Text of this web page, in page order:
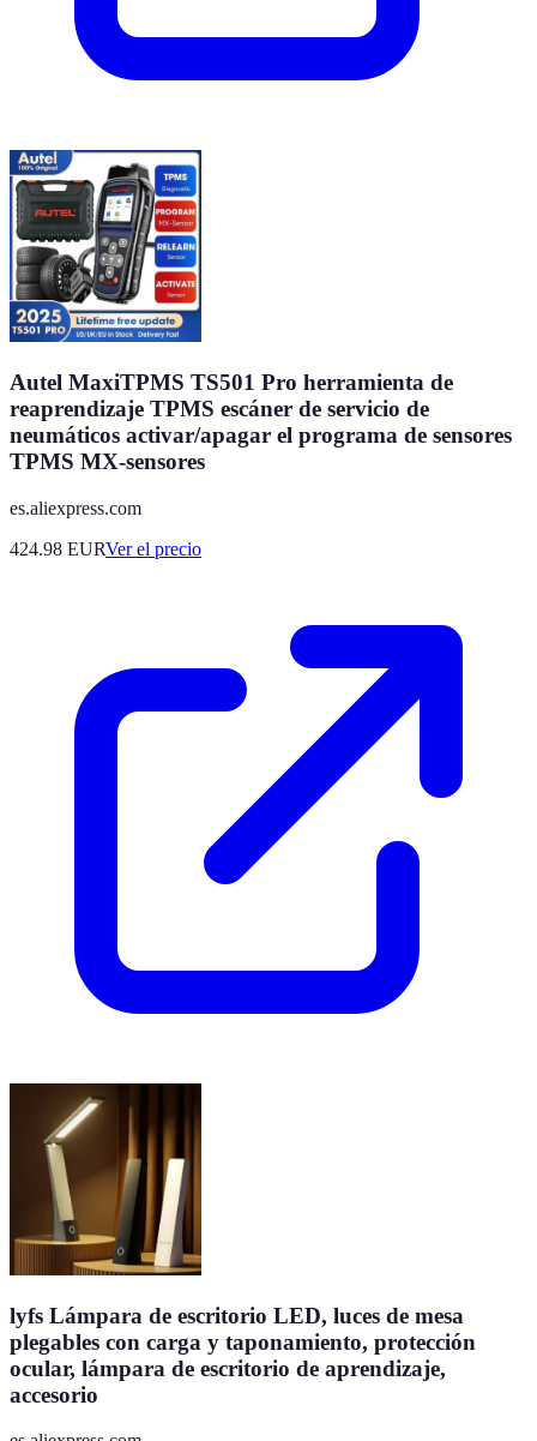
Autel MaxiTPMS TS501 Pro herramienta de
reaprendizaje TPMS escáner de servicio de
neumáticos activar/apagar el programa de sensores
TPMS MX-sensores
es.aliexpress.com
424.98 EURVer el precio
lyfs Lámpara de escritorio LED, luces de mesa
plegables con carga y taponamiento, protección
ocular, lámpara de escritorio de aprendizaje,
accesorio